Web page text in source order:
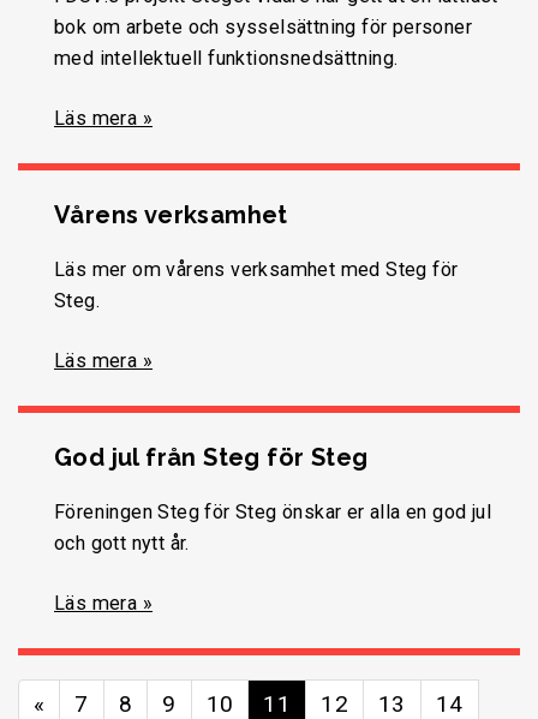
bok om arbete och sysselsättning för personer
med intellektuell funktionsnedsättning.
Läs mera »
Vårens verksamhet
Läs mer om vårens verksamhet med Steg för
Steg.
Läs mera »
God jul från Steg för Steg
Föreningen Steg för Steg önskar er alla en god jul
och gott nytt år.
Läs mera »
« 7 8 9 10 11 12 13
14